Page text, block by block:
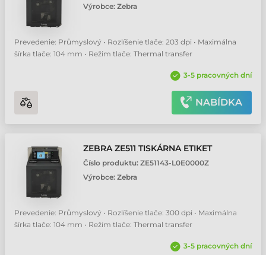
Výrobce: Zebra
Prevedenie: Průmyslový • Rozlíšenie tlače: 203 dpi • Maximálna
šírka tlače: 104 mm • Režim tlače: Thermal transfer
3-5 pracovných dní
NABÍDKA
ZEBRA ZE511 TISKÁRNA ETIKET
Číslo produktu: ZE51143-L0E0000Z
Výrobce: Zebra
Prevedenie: Průmyslový • Rozlíšenie tlače: 300 dpi • Maximálna
šírka tlače: 104 mm • Režim tlače: Thermal transfer
3-5 pracovných dní